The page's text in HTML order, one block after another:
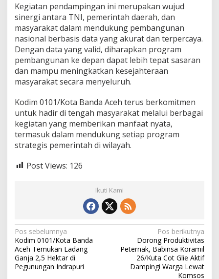
y
a
r
a
k
a
t
Kegiatan pendampingan ini merupakan wujud
sinergi antara TNI, pemerintah daerah, dan
masyarakat dalam mendukung pembangunan
nasional berbasis data yang akurat dan terpercaya.
Dengan data yang valid, diharapkan program
pembangunan ke depan dapat lebih tepat sasaran
dan mampu meningkatkan kesejahteraan
masyarakat secara menyeluruh.
Kodim 0101/Kota Banda Aceh terus berkomitmen
untuk hadir di tengah masyarakat melalui berbagai
kegiatan yang memberikan manfaat nyata,
termasuk dalam mendukung setiap program
strategis pemerintah di wilayah.
Post Views: 126
Ikuti Kami
N
a
v
Pos sebelumnya
Kodim 0101/Kota Banda
Aceh Temukan Ladang
Ganja 2,5 Hektar di
Pegunungan Indrapuri
Pos berikutnya
Dorong Produktivitas
Peternak, Babinsa Koramil
26/Kuta Cot Glie Aktif
Dampingi Warga Lewat
Komsos